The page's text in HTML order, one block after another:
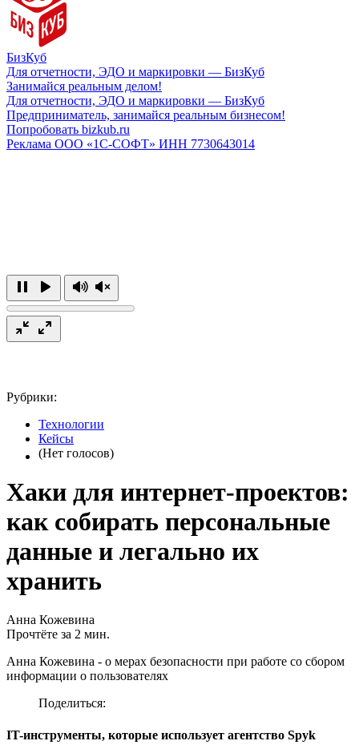
БизКуб
Для отчетности, ЭДО и маркировки — БизКуб
Занимайся реальным делом!
Для отчетности, ЭДО и маркировки — БизКуб
Предприниматель, занимайся реальным бизнесом!
Попробовать bizkub.ru
Реклама ООО «1С-СОФТ» ИНН 7730643014
Рубрики:
Технологии
Кейсы
(Нет голосов)
Хаки для интернет-проектов:
как собирать персональные
данные и легально их
хранить
Анна Кожевина
Прочтёте за 2 мин.
Анна Кожевина - о мерах безопасности при работе со сбором
информации о пользователях
Поделиться:
IT-инструменты, которые использует агентство Spyk